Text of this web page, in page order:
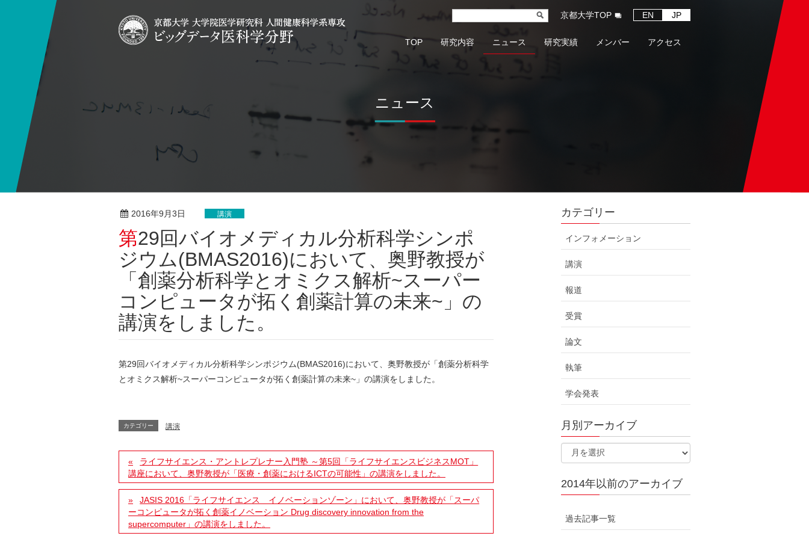
京都大学TOP EN JP
TOP 研究内容 ニュース 研究実績 メンバー アクセス
ニュース
2016年9月3日 講演
第29回バイオメディカル分析科学シンポ
ジウム(BMAS2016)において、奥野教授が
「創薬分析科学とオミクス解析~スーパー
コンピュータが拓く創薬計算の未来~」の
講演をしました。
第29回バイオメディカル分析科学シンポジウム(BMAS2016)において、奥野教授が「創薬分析科学
とオミクス解析~スーパーコンピュータが拓く創薬計算の未来~」の講演をしました。
カテゴリー 講演
ライフサイエンス・アントレプレナー入門塾 ～第5回「ライフサイエンスビジネスMOT」
講座において、奥野教授が「医療・創薬におけるICTの可能性」の講演をしました。
JASIS 2016「ライフサイエンス イノベーションゾーン」において、奥野教授が「スーパ
ーコンピュータが拓く創薬イノベーション Drug discovery innovation from the
supercomputer」の講演をしました。
カテゴリー
インフォメーション
講演
報道
受賞
論文
執筆
学会発表
月別アーカイブ
2014年以前のアーカイブ
過去記事一覧